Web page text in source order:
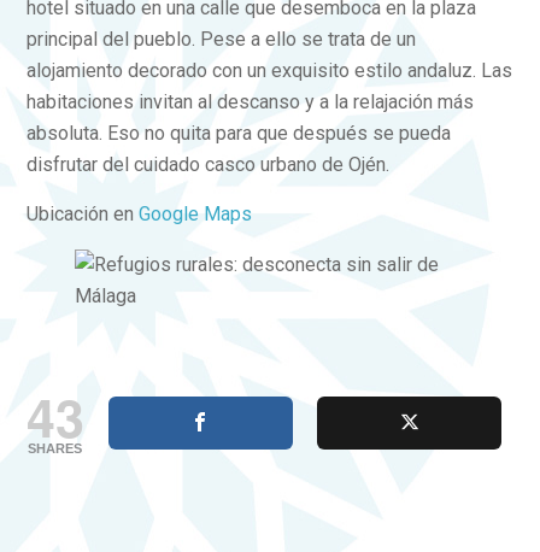
hotel situado en una calle que desemboca en la plaza
principal del pueblo. Pese a ello se trata de un
alojamiento decorado con un exquisito estilo andaluz. Las
habitaciones invitan al descanso y a la relajación más
absoluta. Eso no quita para que después se pueda
disfrutar del cuidado casco urbano de Ojén.
Ubicación en Google Maps
43
SHARES